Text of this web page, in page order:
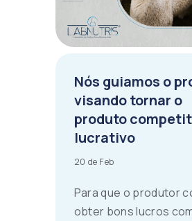
Nós guiamos o
visando tornar o
produto
lucrativo
20 de Feb
Para que o produtor
obter bons lucros